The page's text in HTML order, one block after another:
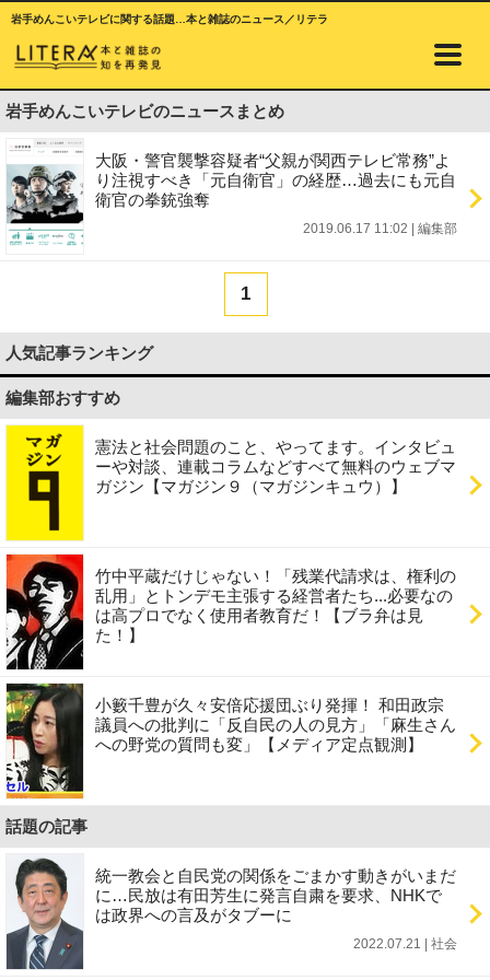
岩手めんこいテレビに関する話題…本と雑誌のニュース／リテラ
岩手めんこいテレビのニュースまとめ
大阪・警官襲撃容疑者“父親が関西テレビ常務”よ
り注視すべき「元自衛官」の経歴…過去にも元自
衛官の拳銃強奪
2019.06.17 11:02 編集部
1
人気記事ランキング
編集部おすすめ
憲法と社会問題のこと、やってます。インタビュ
ーや対談、連載コラムなどすべて無料のウェブマ
ガジン【マガジン９（マガジンキュウ）】
竹中平蔵だけじゃない！「残業代請求は、権利の
乱用」とトンデモ主張する経営者たち...必要なの
は高プロでなく使用者教育だ！【ブラ弁は見
た！】
小籔千豊が久々安倍応援団ぶり発揮！ 和田政宗
議員への批判に「反自民の人の見方」「麻生さん
への野党の質問も変」【メディア定点観測】
話題の記事
統一教会と自民党の関係をごまかす動きがいまだ
に…民放は有田芳生に発言自粛を要求、NHKで
は政界への言及がタブーに
2022.07.21 | 社会